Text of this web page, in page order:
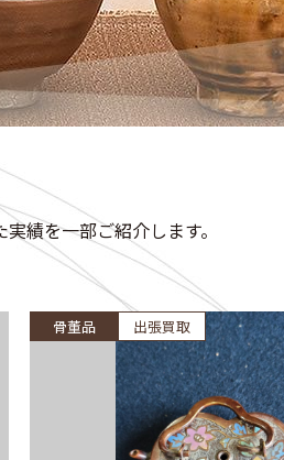
績を一部ご紹介します。
骨董品 出張買取